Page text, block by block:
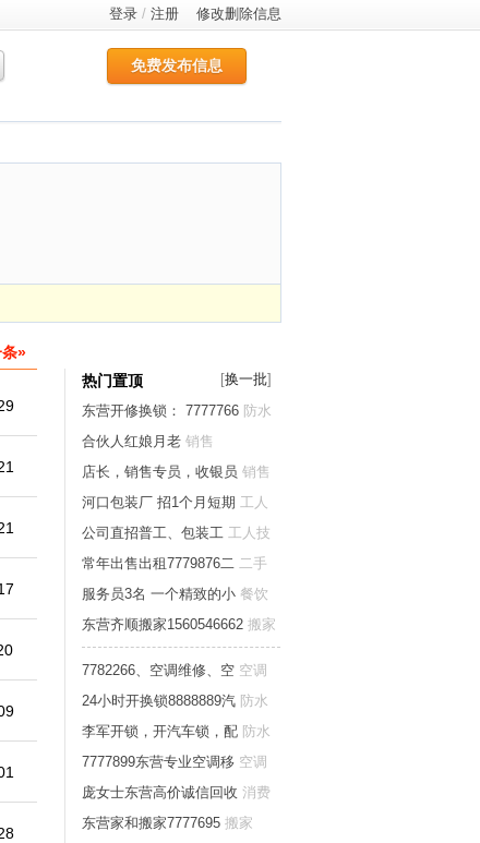
登录 / 注册 修改删除信息
免费发布信息
»
热门置顶 [换一批]
东营开修换锁： 7777766 防水
开锁家庭维修
合伙人红娘月老 销售
店长，销售专员，收银员 销售
河口包装厂 招1个月短期 工人
技工普工
公司直招普工、包装工 工人技
工普工
常年出售出租7779876二 二手
家电
服务员3名 一个精致的小 餐饮
饭店酒店旅游
东营齐顺搬家1560546662 搬家
7782266、空调维修、空 空调
移修
24小时开换锁8888889汽 防水
开锁家庭维修
李军开锁，开汽车锁，配 防水
开锁家庭维修
7777899东营专业空调移 空调
移修
庞女士东营高价诚信回收 消费
卡券票
东营家和搬家7777695 搬家